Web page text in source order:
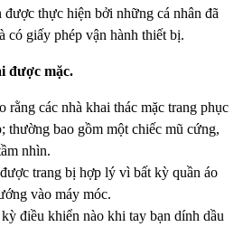
thực hiện bởi những cá nhân đã
có giấy phép vận hành thiết bị.
được mặc.
rằng các nhà khai thác mặc trang phục
thường bao gồm một chiếc mũ cứng,
nhìn.
trang bị hợp lý vì bất kỳ quần áo
vào máy móc.
điều khiển nào khi tay bạn dính dầu